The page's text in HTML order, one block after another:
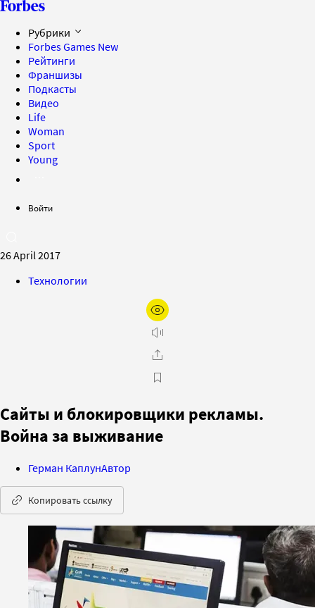
Рубрики
Forbes Games New
Рейтинги
Франшизы
Подкасты
Видео
Life
Woman
Sport
Young
Войти
26 April 2017
Технологии
Сайты и блокировщики рекламы.
Война за выживание
Герман КаплунАвтор
Копировать ссылку